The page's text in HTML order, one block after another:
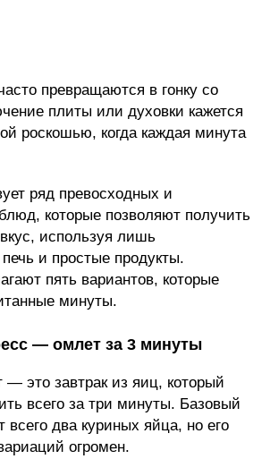
превращаются в гонку со
плиты или духовки кажется
роскошью, когда каждая минута
ряд превосходных и
которые позволяют получить
используя лишь
и простые продукты.
пять вариантов, которые
минуты.
— омлет за 3 минуты
— это завтрак из яиц, который
всего за три минуты. Базовый
всего два куриных яйца, но его
огромен.